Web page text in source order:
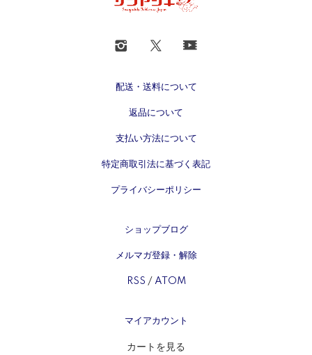
配送・送料について
返品について
支払い方法について
特定商取引法に基づく表記
プライバシーポリシー
ショップブログ
メルマガ登録・解除
RSS / ATOM
マイアカウント
カートを見る